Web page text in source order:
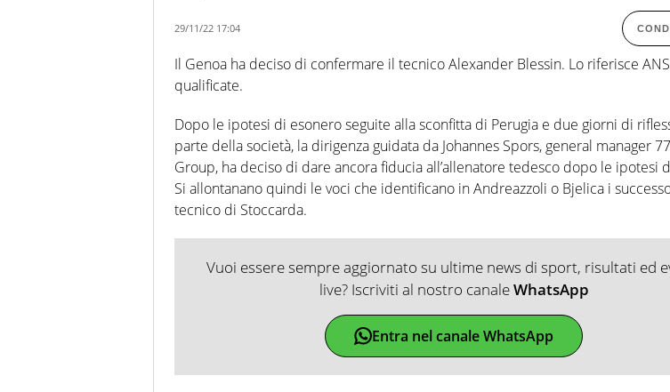
29/11/22 17:04
Il Genoa ha deciso di confermare il tecnico Alexander Blessin. Lo riferisce
qualificate.
Dopo le ipotesi di esonero seguite alla sconfitta di Perugia e due giorni di
parte della società, la dirigenza guidata da Johannes Spors, general manager
Group, ha deciso di dare ancora fiducia all’allenatore tedesco dopo le ipotesi
Si allontanano quindi le voci che identificano in Andreazzoli o Bjelica i
tecnico di Stoccarda.
Vuoi essere sempre aggiornato su ultime news di sport, risultati ed
live? Iscriviti al nostro canaleWhatsApp
Entra nel canale WhatsApp